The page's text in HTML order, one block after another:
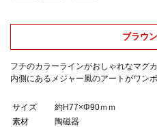
ブラウ
フチのカラーラインがおしゃれなマグカ
内側にあるメジャー風のアートがワン
サイズ
約H77×Φ90ｍｍ
素材
陶磁器